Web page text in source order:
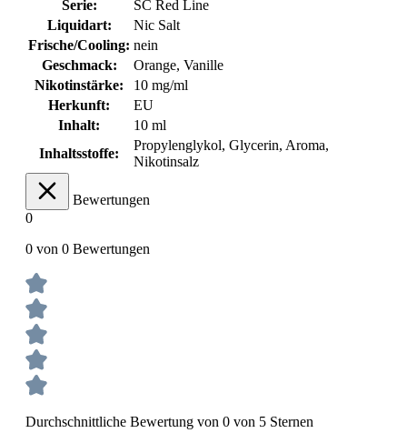
Serie:
SC Red Line
Liquidart:
Nic Salt
Frische/Cooling: nein
Geschmack:
Orange, Vanille
Nikotinstärke:
10 mg/ml
Herkunft:
EU
Inhalt:
10 ml
Inhaltsstoffe:
Propylenglykol, Glycerin, Aroma,
Nikotinsalz
Bewertungen
0
0 von 0 Bewertungen
Durchschnittliche Bewertung von 0 von 5 Sternen